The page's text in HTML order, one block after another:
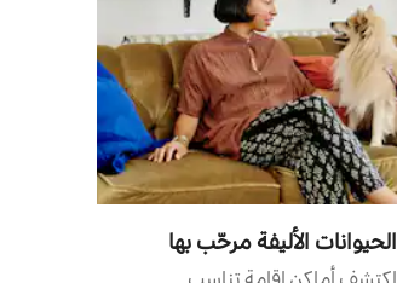
الحيوانات الأليفة مرحّب بها